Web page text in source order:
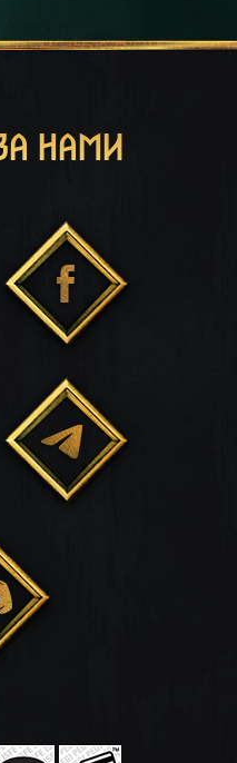
НАМИ